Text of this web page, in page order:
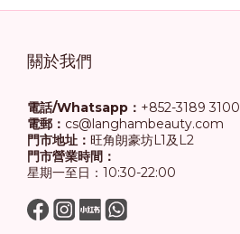
關於我們
電話/Whatsapp： +852-3189 3100
電郵： cs@langhambeauty.com
門市地址： 旺角朗豪坊L1及L2
門市營業時間：
星期一至日：10:30-22:00